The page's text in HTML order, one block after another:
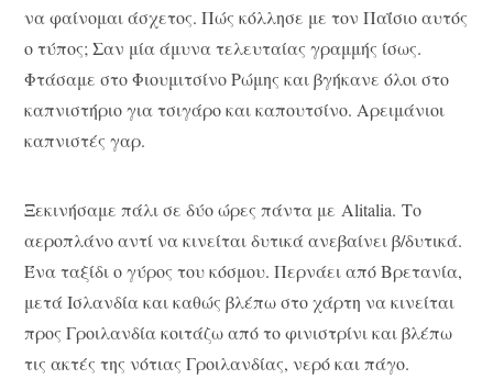
να φαίνομαι άσχετος. Πώς κόλλησε με τον Παΐσιο αυτός
ο τύπος; Σαν μία άμυνα τελευταίας γραμμής ίσως.
Φτάσαμε στο Φιουμιτσίνο Ρώμης και βγήκανε όλοι στο
καπνιστήριο για τσιγάρο και καπουτσίνο. Αρειμάνιοι
καπνιστές γαρ.
Ξεκινήσαμε πάλι σε δύο ώρες πάντα με Alitalia. Το
αεροπλάνο αντί να κινείται δυτικά ανεβαίνει β/δυτικά.
Ένα ταξίδι ο γύρος του κόσμου. Περνάει από Βρετανία,
μετά Ισλανδία και καθώς βλέπω στο χάρτη να κινείται
προς Γροιλανδία κοιτάζω από το φινιστρίνι και βλέπω
τις ακτές της νότιας Γροιλανδίας, νερό και πάγο.